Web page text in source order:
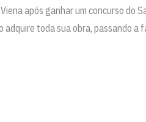
após ganhar um concurso do
toda sua obra, passando